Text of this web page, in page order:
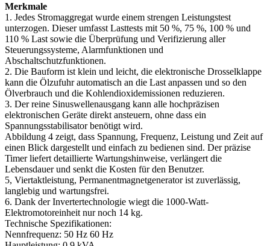
Merkmale
1. Jedes Stromaggregat wurde einem strengen Leistungstest
unterzogen. Dieser umfasst Lasttests mit 50 %, 75 %, 100 % und
110 % Last sowie die Überprüfung und Verifizierung aller
Steuerungssysteme, Alarmfunktionen und
Abschaltschutzfunktionen.
2. Die Bauform ist klein und leicht, die elektronische Drosselklappe
kann die Ölzufuhr automatisch an die Last anpassen und so den
Ölverbrauch und die Kohlendioxidemissionen reduzieren.
3. Der reine Sinuswellenausgang kann alle hochpräzisen
elektronischen Geräte direkt ansteuern, ohne dass ein
Spannungsstabilisator benötigt wird.
Abbildung 4 zeigt, dass Spannung, Frequenz, Leistung und Zeit auf
einen Blick dargestellt und einfach zu bedienen sind. Der präzise
Timer liefert detaillierte Wartungshinweise, verlängert die
Lebensdauer und senkt die Kosten für den Benutzer.
5, Viertaktleistung, Permanentmagnetgenerator ist zuverlässig,
langlebig und wartungsfrei.
6. Dank der Invertertechnologie wiegt die 1000-Watt-
Elektromotoreinheit nur noch 14 kg.
Technische Spezifikationen:
Nennfrequenz: 50 Hz 60 Hz